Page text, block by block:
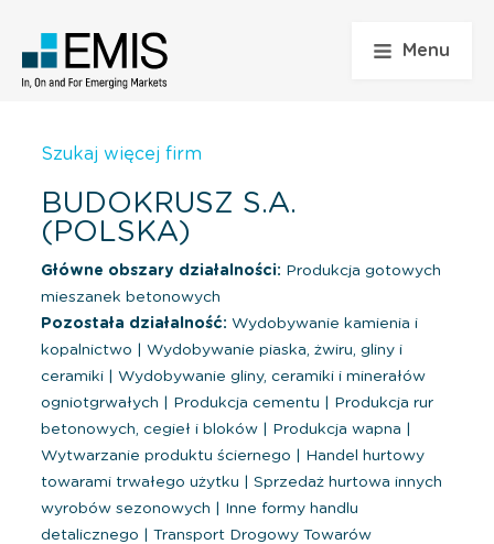
Menu
Szukaj więcej firm
BUDOKRUSZ S.A.
(POLSKA)
Główne obszary działalności: Produkcja gotowych
mieszanek betonowych
Pozostała działalność: Wydobywanie kamienia i
kopalnictwo
Wydobywanie piaska, żwiru, gliny i
ceramiki
Wydobywanie gliny, ceramiki i minerałów
ogniotgrwałych
Produkcja cementu
Produkcja rur
betonowych, cegieł i bloków
Produkcja wapna
Wytwarzanie produktu ściernego
Handel hurtowy
towarami trwałego użytku
Sprzedaż hurtowa innych
wyrobów sezonowych
Inne formy handlu
detalicznego
Transport Drogowy Towarów